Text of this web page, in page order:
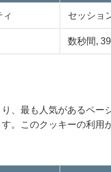
セッショ
数秒間,
、最も人気があるペー
。このクッキーの利用